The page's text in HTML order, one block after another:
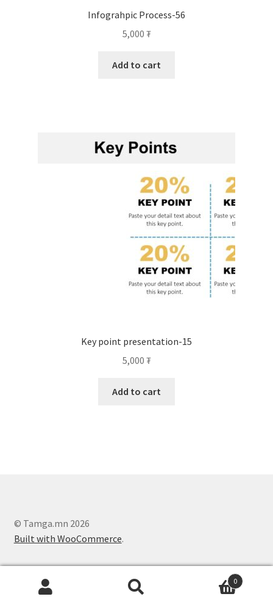
Infograhpic Process-56
5,000 ₮
Add to cart
Key point presentation-15
5,000 ₮
Add to cart
© Tamga.mn 2026
Built with WooCommerce.
0